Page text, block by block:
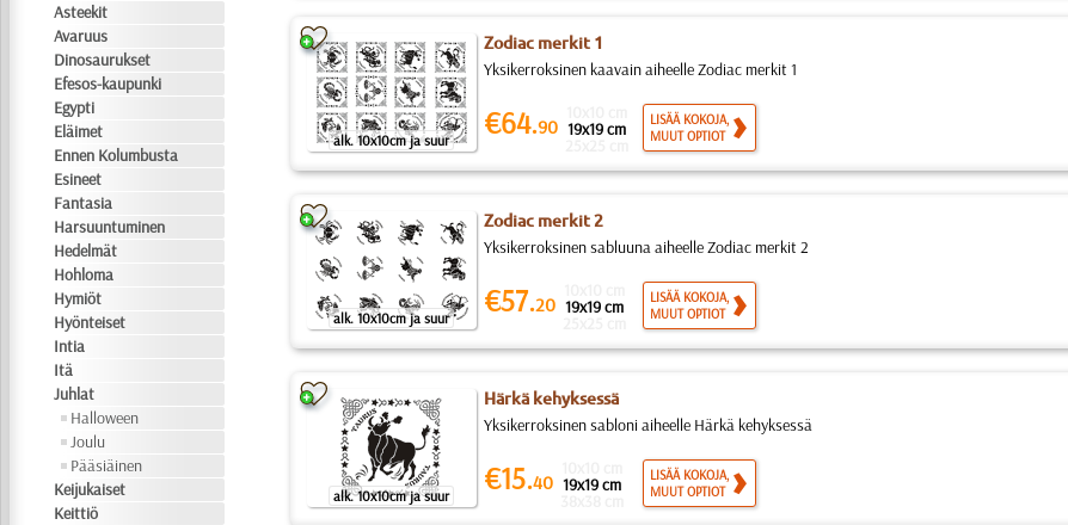
Asteekit
Avaruus
Dinosaurukset
Efesos-kaupunki
Egypti
Eläimet
Ennen Kolumbusta
Esineet
Fantasia
Harsuuntuminen
Hedelmät
Hohloma
Hymiöt
Hyönteiset
Intia
Itä
Juhlat
Halloween
Joulu
Pääsiäinen
Keijukaiset
Keittiö
alk. 10x10cm ja suur
Zodiac merkit 1
Yksikerroksinen kaavain aiheelle Zodiac merkit 1
€64.90 19x19 cm
LISÄÄ KOKOJA,
MUUT OPTIOT
alk. 10x10cm ja suur
Zodiac merkit 2
Yksikerroksinen sabluuna aiheelle Zodiac merkit 2
€57.20 19x19 cm
LISÄÄ KOKOJA,
MUUT OPTIOT
alk. 10x10cm ja suur
Härkä kehyksessä
Yksikerroksinen sabloni aiheelle Härkä kehyksessä
€15.40 19x19 cm
LISÄÄ KOKOJA,
MUUT OPTIOT